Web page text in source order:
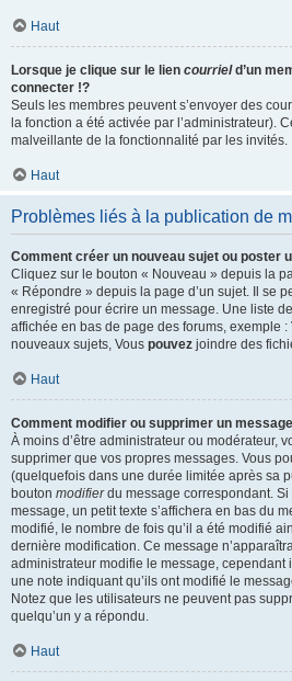
Haut
Lorsque je clique sur le lien courrield’un
connecter !?
Seuls les membres peuvent s’envoyer des
la fonction a été activée par l’administrateur).
malveillante de la fonctionnalité par les invités.
Haut
Problèmes liés à la publication de
Comment créer un nouveau sujet ou poster
Cliquez sur le bouton « Nouveau » depuis la
« Répondre » depuis la page d’un sujet. Il se
enregistré pour écrire un message. Une liste
affichée en bas de page des forums, exemple :
nouveaux sujets, Vous pouvez joindre des
Haut
Comment modifier ou supprimer un
À moins d’être administrateur ou modérateur,
supprimer que vos propres messages. Vous
(quelquefois dans une durée limitée après sa
bouton modifierdu message correspondant.
message, un petit texte s’affichera en bas du
modifié, le nombre de fois qu’il a été modifié
dernière modification. Ce message
administrateur modifie le message,
une note indiquant qu’ils ont modifié le
Notez que les utilisateurs ne peuvent pas
quelqu’un y a répondu.
Haut